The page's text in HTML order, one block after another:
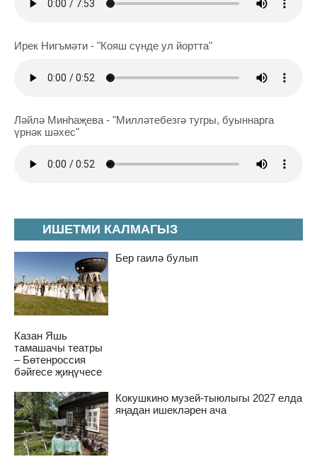
ИШЕТМИ КАЛМАГЫЗ
Бер гаилә булып
Казан Яшь
тамашачы театры
– Бөтенроссия
бәйгесе җиңүчесе
Кокушкино музей-тыюлыгы 2027 елда
яңадан ишекләрен ача
Ирек Нигъмәти - "Кояш сүнде ул йортта"
Ләйлә Минһаҗева - "Милләтебезгә тугры, буыннарга
үрнәк шәхес"